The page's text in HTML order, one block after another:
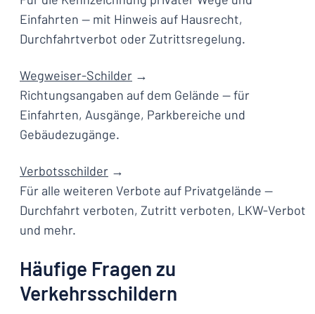
Einfahrten — mit Hinweis auf Hausrecht,
Durchfahrtverbot oder Zutrittsregelung.
Wegweiser-Schilder →
Richtungsangaben auf dem Gelände — für
Einfahrten, Ausgänge, Parkbereiche und
Gebäudezugänge.
Verbotsschilder →
Für alle weiteren Verbote auf Privatgelände —
Durchfahrt verboten, Zutritt verboten, LKW-Verbot
und mehr.
Häufige Fragen zu
Verkehrsschildern